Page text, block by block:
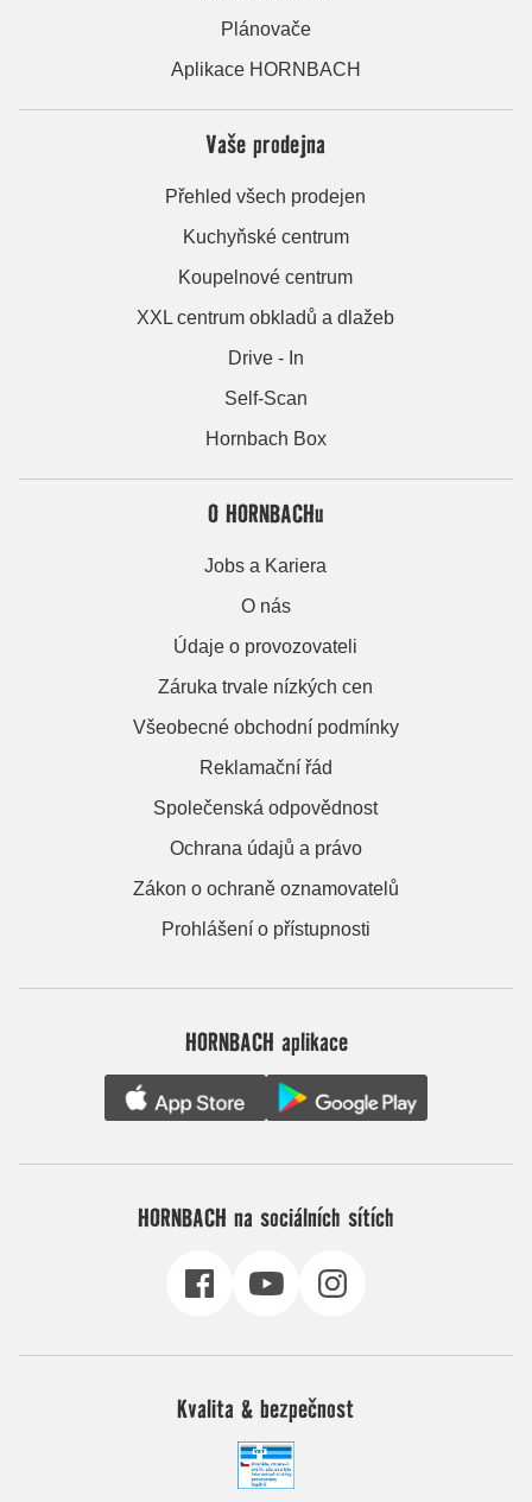
Plánovače
Aplikace HORNBACH
Vaše prodejna
Přehled všech prodejen
Kuchyňské centrum
Koupelnové centrum
XXL centrum obkladů a dlažeb
Drive - In
Self-Scan
Hornbach Box
O HORNBACHu
Jobs a Kariera
O nás
Údaje o provozovateli
Záruka trvale nízkých cen
Všeobecné obchodní podmínky
Reklamační řád
Společenská odpovědnost
Ochrana údajů a právo
Zákon o ochraně oznamovatelů
Prohlášení o přístupnosti
HORNBACH aplikace
HORNBACH na sociálních sítích
Kvalita & bezpečnost